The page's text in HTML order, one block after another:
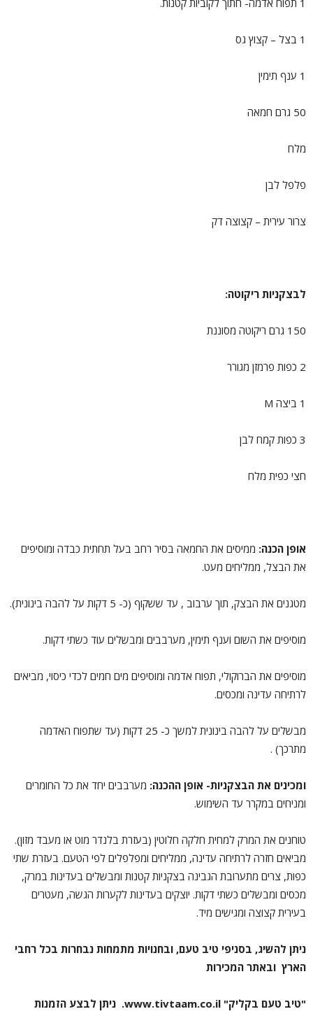
1 בצל – קצוץ גס
1 ענף תימין
50 גרם חמאה
מלח
פלפל לבן
צרור עירית – קצוצה דק
לבצקניות ריקוטה:
150 גרם ריקוטה מסוננת
2 כפות פרמזן מגורר
1 ביצה M
3 כפות קמח לבן
חצי כפית מלח
אופן הכנה: ממיסים את החמאה בסיר רחב בעל תחתית כבדה ומוסיפים
את הבצל, ממליחים מעט.
מטגנים את הבצק, תוך ערבוב , עד ששקוף (כ- 5 דקות על להבה בינונית).
מוסיפים את השום וענף תימין, מערבבים ומבשלים עוד כשתי דקות.
מוסיפים את הברוקולי, תפוח אדמה ומוסיפים מים חמים לכדי כיסוי, מביאים
לרתיחה עדינה ומכסים.
מבשלים על להבה בינונית למשך כ- 25 דקות (עד שתפוח האדמה
מתרכך) .
ומכינים את הבצקניות- אופן ההכנה: מערבבים יחד את כל החומרים
ומניחים במקרר עד השימוש.
טוחנים את המרק למחית חלקה חלוטין (בעזרת בלנדר מוט או מעבד מזון).
מביאים חזרה לרתיחה עדינה, ממליחים ומפלפלים לפי הטעם. בעזרת שתי
כפות, צרים מתערובת הגבינה בצקניות קטנות ומבשלים בעדינות במרק,
מכסים ומבשלים כשתי דקות. יוצקים בעדינות לקערות הגשה, מעטרים
בעירית קצוצה ומגישים מיד.
ניתן להשיג, בסניפי טיב טעם, ובחנויות מתמחות נבחרות בכל רחבי
הארץ ובאתר המכירות
"טיב טעם בקליק" www.tivtaam.co.il. ניתן לבצע הזמנות